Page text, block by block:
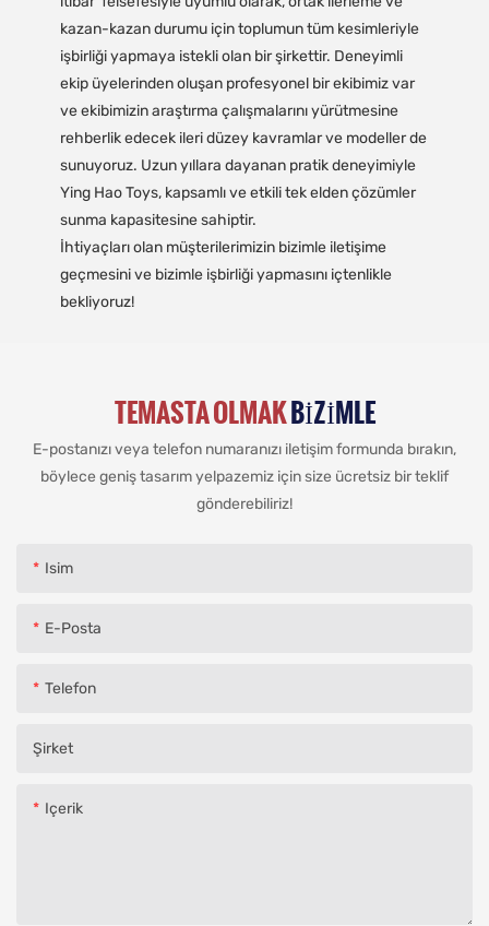
kazan-kazan durumu için toplumun tüm kesimleriyle
işbirliği yapmaya istekli olan bir şirkettir. Deneyimli
ekip üyelerinden oluşan profesyonel bir ekibimiz var
ve ekibimizin araştırma çalışmalarını yürütmesine
rehberlik edecek ileri düzey kavramlar ve modeller de
sunuyoruz. Uzun yıllara dayanan pratik deneyimiyle
Ying Hao Toys, kapsamlı ve etkili tek elden çözümler
sunma kapasitesine sahiptir.
İhtiyaçları olan müşterilerimizin bizimle iletişime
geçmesini ve bizimle işbirliği yapmasını içtenlikle
bekliyoruz!
TEMASTA OLMAKBIZIMLE
E-postanızı veya telefon numaranızı iletişim formunda bırakın,
böylece geniş tasarım yelpazemiz için size ücretsiz bir teklif
gönderebiliriz!
Isim
E-Posta
Telefon
Şirket
Içerik